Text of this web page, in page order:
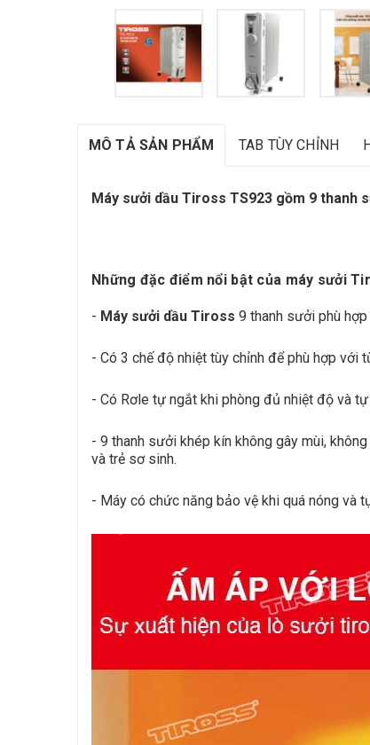
MÔ TẢ SẢN PHẨM TAB TÙY CHỈNH
Máy sưởi dầu Tiross TS923 gồm 9 thanh
Những đặc điểm nổi bật của máy sưởi
- Máy sưởi dầu Tiross 9 thanh sưởi phù
- Có 3 chế độ nhiệt tùy chỉnh để phù hợp với
- Có Rơle tự ngắt khi phòng đủ nhiệt độ và
- 9 thanh sưởi khép kín không gây mùi,
và trẻ sơ sinh.
- Máy có chức năng bảo vệ khi quá nóng và